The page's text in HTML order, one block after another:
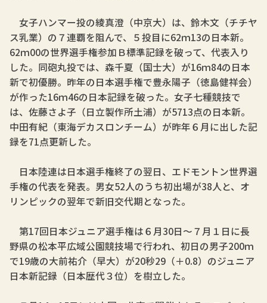
女子ハンマー投の綾真澄（中京大）は、鈴木文（チチヤ
ス乳業）の７連覇を阻んで、５投目に62ｍ13の日本新。
62ｍ00の世界選手権参加Ｂ標準記録を破って、代表入り
した。同砲丸投では、森千夏（国士大）が16ｍ84の日本
新で初優勝。昨年の日本選手権で豊永陽子（徳島健祥会）
が作った16ｍ46の日本記録を破った。女子七種競技で
は、佐藤さよ子（日立製作所土浦）が5713点の日本新。
中田有紀（東海デカスロンチーム）が昨年６月に出した記
録を71点更新した。
日本陸連は日本選手権終了の翌日、エドモントン世界選
手権の代表を発表。男女52人のうち初出場が38人と、オ
リンピックの翌年で新旧交代期となった。
第17回日本ジュニア選手権は６月30日～７月１日に長
野県の松本平広域公園競技場で行われ、初日の男子200ｍ
で19歳の大前祐介（早大）が20秒29（＋0.8）のジュニア
日本新記録（日本歴代３位）を樹立した。